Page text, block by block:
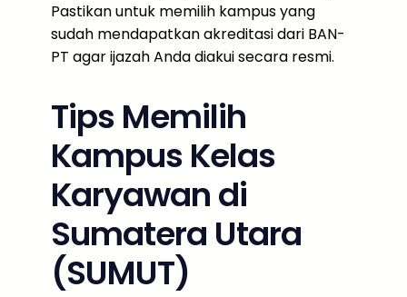
Pastikan untuk memilih kampus yang
sudah mendapatkan akreditasi dari BAN-
PT agar ijazah Anda diakui secara resmi.
Tips Memilih
Kampus Kelas
Karyawan di
Sumatera Utara
(SUMUT)